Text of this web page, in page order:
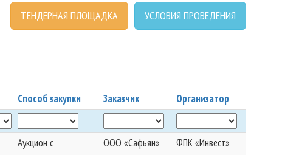
УСЛОВИЯ ПРОВЕДЕНИЯ
ТЕНДЕРНАЯ ПЛОЩАДКА
Способ закупки Заказчик Организатор
Аукцион с
ООО «Сафьян» ФПК «Инвест»